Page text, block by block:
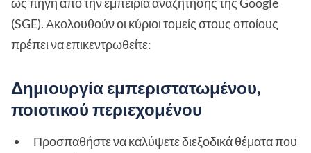
(SGE). Ακολουθούν οι κύριοι τομείς στους οποίους
πρέπει να επικεντρωθείτε:
Δημιουργία εμπεριστατωμένου,
ποιοτικού περιεχομένου
Προσπαθήστε να καλύψετε διεξοδικά θέματα που